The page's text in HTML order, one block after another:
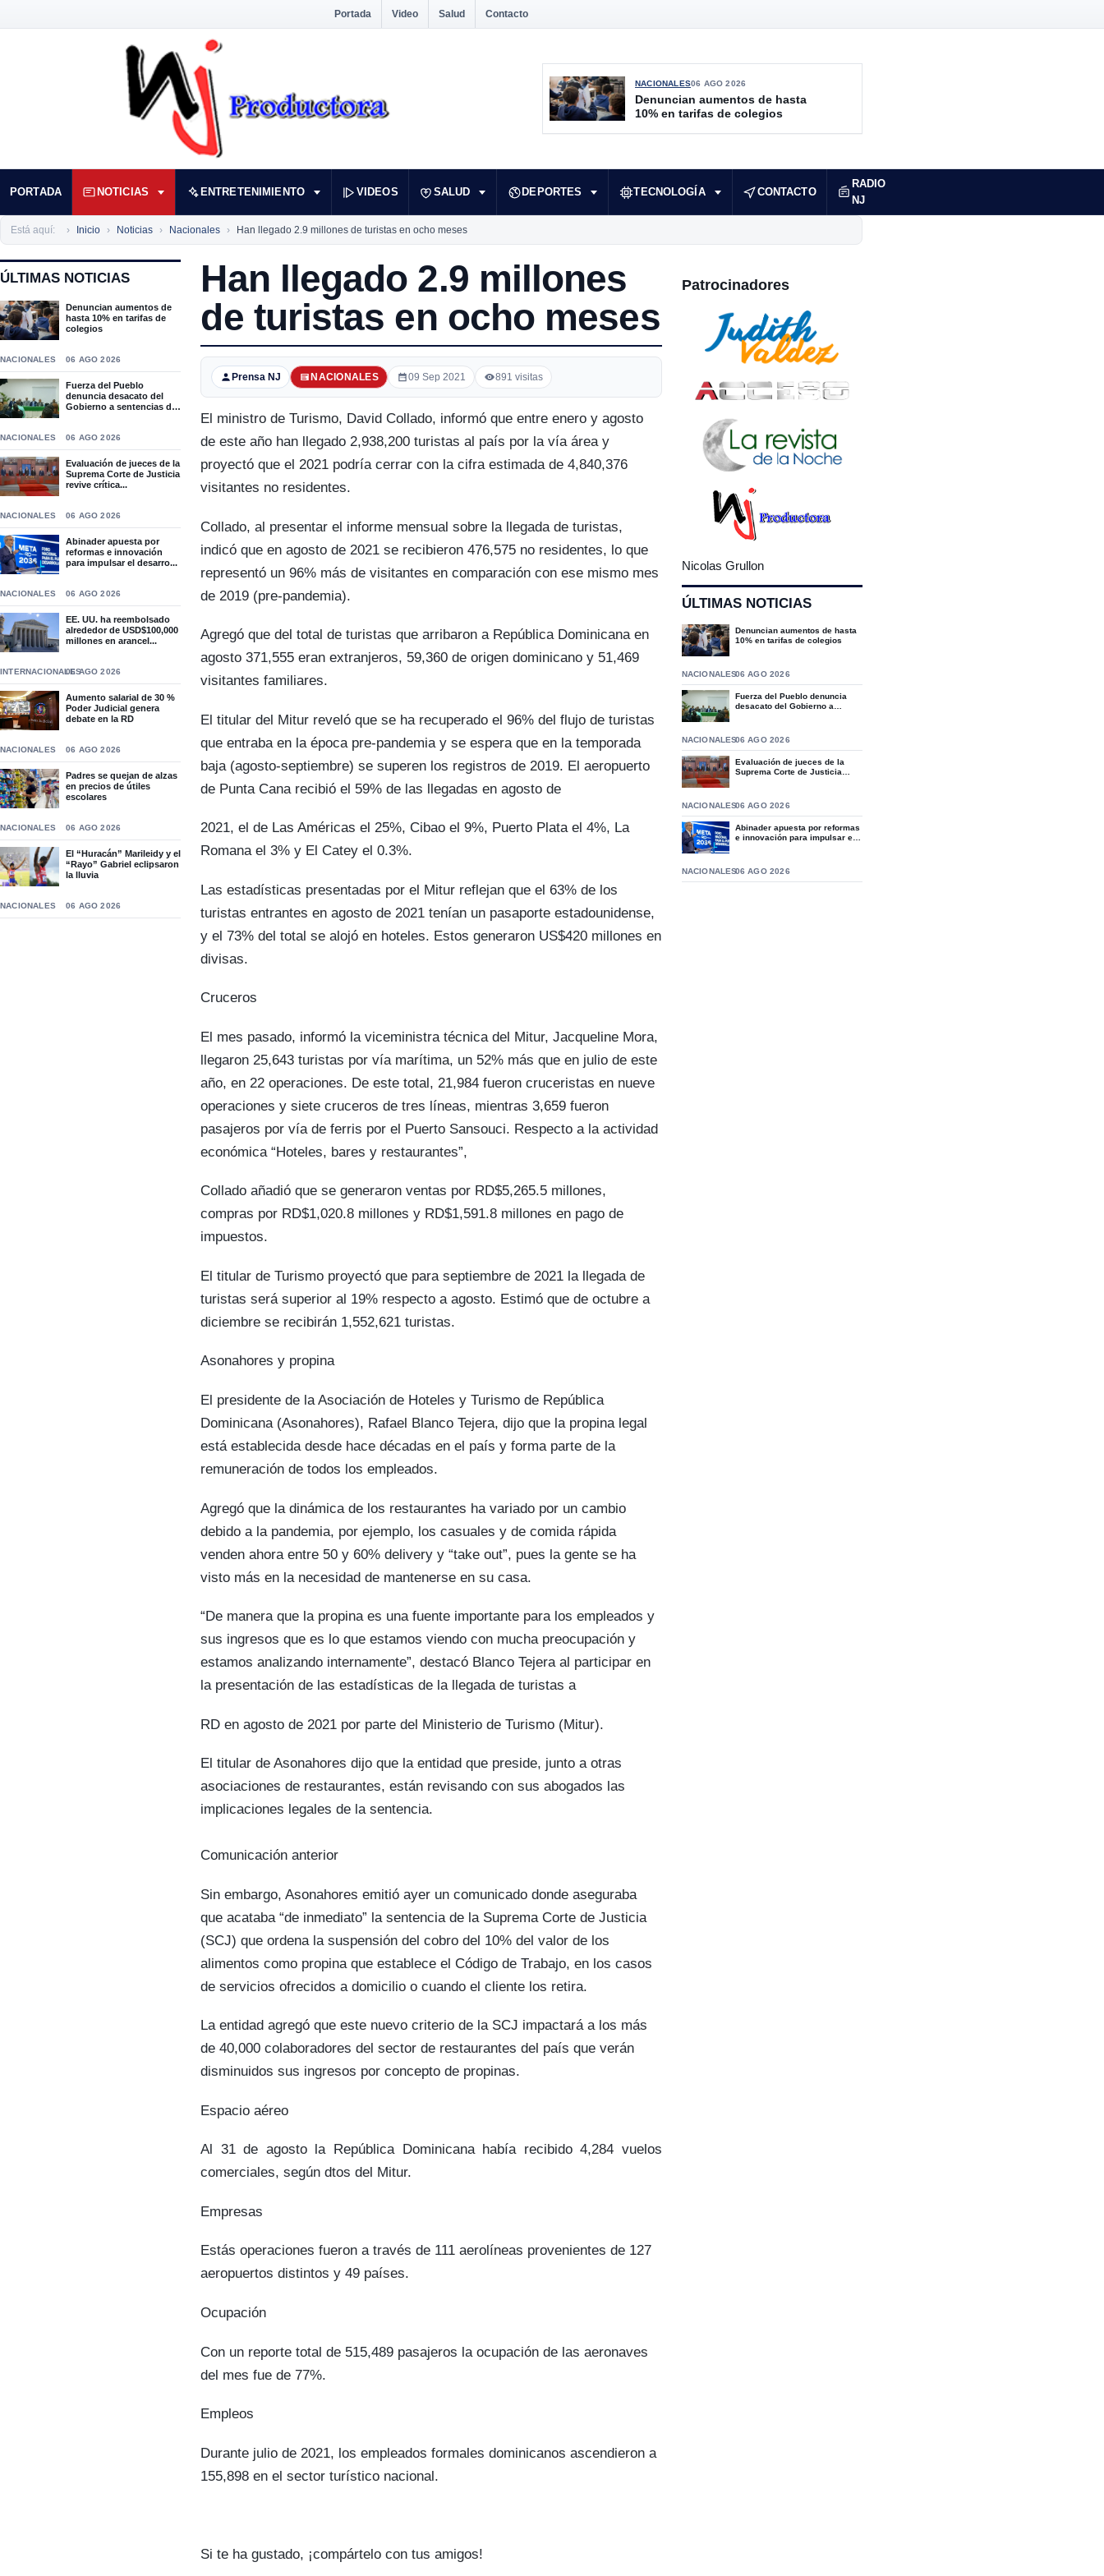
Portada Video Salud Contacto
NACIONALES06 AGO 2026
Denuncian aumentos de hasta
10% en tarifas de colegios
PORTADA NOTICIAS ENTRETENIMIENTO VIDEOS SALUD DEPORTES TECNOLOGÍA CONTACTO
RADIO
NJ
Está aquí: Inicio Noticias Nacionales Han llegado 2.9 millones de turistas en ocho meses
ÚLTIMAS NOTICIAS
Denuncian aumentos de
hasta 10% en tarifas de
colegios
NACIONALES 06 AGO 2026
Fuerza del Pueblo
denuncia desacato del
Gobierno a sentencias del
NACIONALES 06 AGO 2026
Evaluación de jueces de la
Suprema Corte de Justicia
revive crítica...
NACIONALES 06 AGO 2026
Abinader apuesta por
reformas e innovación
para impulsar el desarro...
NACIONALES 06 AGO 2026
EE. UU. ha reembolsado
alrededor de USD$100,000
millones en arancel...
INTERNACIONALES06 AGO 2026
Aumento salarial de 30 %
Poder Judicial genera
debate en la RD
NACIONALES 06 AGO 2026
Padres se quejan de alzas
en precios de útiles
escolares
NACIONALES 06 AGO 2026
El “Huracán” Marileidy y el
“Rayo” Gabriel eclipsaron
la lluvia
NACIONALES 06 AGO 2026
Han llegado 2.9 millones
de turistas en ocho meses
Prensa NJ NACIONALES 09 Sep 2021 891 visitas
El ministro de Turismo, David Collado, informó que entre enero y agosto
de este año han llegado 2,938,200 turistas al país por la vía área y
proyectó que el 2021 podría cerrar con la cifra estimada de 4,840,376
visitantes no residentes.
Collado, al presentar el informe mensual sobre la llegada de turistas,
indicó que en agosto de 2021 se recibieron 476,575 no residentes, lo que
representó un 96% más de visitantes en comparación con ese mismo mes
de 2019 (pre-pandemia).
Agregó que del total de turistas que arribaron a República Dominicana en
agosto 371,555 eran extranjeros, 59,360 de origen dominicano y 51,469
visitantes familiares.
El titular del Mitur reveló que se ha recuperado el 96% del flujo de turistas
que entraba en la época pre-pandemia y se espera que en la temporada
baja (agosto-septiembre) se superen los registros de 2019. El aeropuerto
de Punta Cana recibió el 59% de las llegadas en agosto de
2021, el de Las Américas el 25%, Cibao el 9%, Puerto Plata el 4%, La
Romana el 3% y El Catey el 0.3%.
Las estadísticas presentadas por el Mitur reflejan que el 63% de los
turistas entrantes en agosto de 2021 tenían un pasaporte estadounidense,
y el 73% del total se alojó en hoteles. Estos generaron US$420 millones en
divisas.
Cruceros
El mes pasado, informó la viceministra técnica del Mitur, Jacqueline Mora,
llegaron 25,643 turistas por vía marítima, un 52% más que en julio de este
año, en 22 operaciones. De este total, 21,984 fueron cruceristas en nueve
operaciones y siete cruceros de tres líneas, mientras 3,659 fueron
pasajeros por vía de ferris por el Puerto Sansouci. Respecto a la actividad
económica “Hoteles, bares y restaurantes”,
Collado añadió que se generaron ventas por RD$5,265.5 millones,
compras por RD$1,020.8 millones y RD$1,591.8 millones en pago de
impuestos.
El titular de Turismo proyectó que para septiembre de 2021 la llegada de
turistas será superior al 19% respecto a agosto. Estimó que de octubre a
diciembre se recibirán 1,552,621 turistas.
Asonahores y propina
El presidente de la Asociación de Hoteles y Turismo de República
Dominicana (Asonahores), Rafael Blanco Tejera, dijo que la propina legal
está establecida desde hace décadas en el país y forma parte de la
remuneración de todos los empleados.
Agregó que la dinámica de los restaurantes ha variado por un cambio
debido a la pandemia, por ejemplo, los casuales y de comida rápida
venden ahora entre 50 y 60% delivery y “take out”, pues la gente se ha
visto más en la necesidad de mantenerse en su casa.
“De manera que la propina es una fuente importante para los empleados y
sus ingresos que es lo que estamos viendo con mucha preocupación y
estamos analizando internamente”, destacó Blanco Tejera al participar en
la presentación de las estadísticas de la llegada de turistas a
RD en agosto de 2021 por parte del Ministerio de Turismo (Mitur).
El titular de Asonahores dijo que la entidad que preside, junto a otras
asociaciones de restaurantes, están revisando con sus abogados las
implicaciones legales de la sentencia.
Comunicación anterior
Sin embargo, Asonahores emitió ayer un comunicado donde aseguraba
que acataba “de inmediato” la sentencia de la Suprema Corte de Justicia
(SCJ) que ordena la suspensión del cobro del 10% del valor de los
alimentos como propina que establece el Código de Trabajo, en los casos
de servicios ofrecidos a domicilio o cuando el cliente los retira.
La entidad agregó que este nuevo criterio de la SCJ impactará a los más
de 40,000 colaboradores del sector de restaurantes del país que verán
disminuidos sus ingresos por concepto de propinas.
Espacio aéreo
Al 31 de agosto la República Dominicana había recibido 4,284 vuelos
comerciales, según dtos del Mitur.
Empresas
Estás operaciones fueron a través de 111 aerolíneas provenientes de 127
aeropuertos distintos y 49 países.
Ocupación
Con un reporte total de 515,489 pasajeros la ocupación de las aeronaves
del mes fue de 77%.
Empleos
Durante julio de 2021, los empleados formales dominicanos ascendieron a
155,898 en el sector turístico nacional.
Si te ha gustado, ¡compártelo con tus amigos!
Patrocinadores
Nicolas Grullon
ÚLTIMAS NOTICIAS
Denuncian aumentos de hasta
10% en tarifas de colegios
NACIONALES06 AGO 2026
Fuerza del Pueblo denuncia
desacato del Gobierno a
NACIONALES06 AGO 2026
Evaluación de jueces de la
Suprema Corte de Justicia
NACIONALES06 AGO 2026
Abinader apuesta por reformas
e innovación para impulsar el
NACIONALES06 AGO 2026